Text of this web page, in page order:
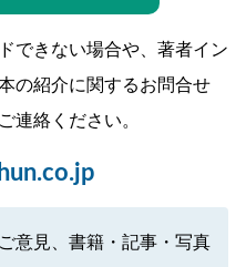
できない場合や、著者イン
の紹介に関するお問合せ
連絡ください。
意見、書籍・記事・写真